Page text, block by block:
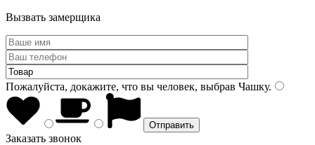
Вызвать замерщика
Пожалуйста, докажите, что вы человек, выбрав Чашку.
Заказать звонок